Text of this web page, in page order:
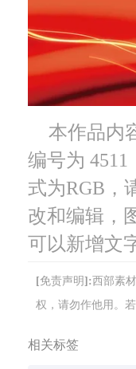
本作品内
编号为
式为RGB，
改和编辑，
可以新增文
[免责声明]:西部素
权，请勿作他用。
相关标签